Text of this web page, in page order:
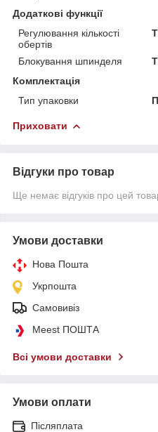
Додаткові функції
Регулювання кількості
обертів
Блокування шпинделя
Комплектація
Тип упаковки
Приховати
Відгуки про товар
Ще немає відгуків про цей
Умови доставки
Нова Пошта
Укрпошта
Самовивіз
Meest ПОШТА
Всі умови доставки
Умови оплати
Післяплата